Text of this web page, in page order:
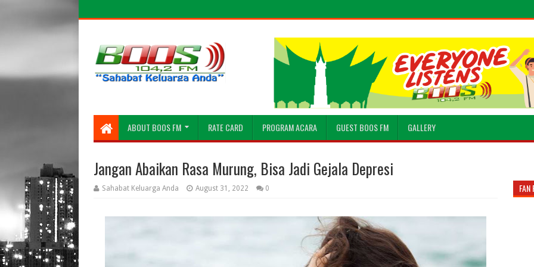
ABOUT BOOS FM RATE CARD PROGRAM ACARA GUEST BOOS FM GALLERY
Jangan Abaikan Rasa Murung, Bisa Jadi Gejala Depresi
Sahabat Keluarga Anda August 31, 2022 0 FAN